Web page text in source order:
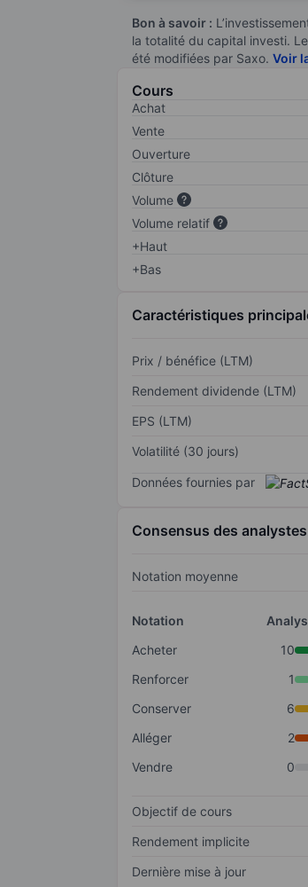
Bon à savoir :
la totalité du capital investi.
été modifiées par Saxo. Voir
Cours
Achat
Vente
Ouverture
Clôture
Volume
Volume relatif
+Haut
+Bas
Caractéristiques
Prix / bénéfice (LTM)
Rendement dividende (LTM)
EPS (LTM)
Volatilité (30 jours)
Données fournies par
Consensus des analystes
Notation moyenne
Notation
Acheter
10
Renforcer
1
Conserver
6
Alléger
2
Vendre
0
Objectif de cours
Rendement implicite
Dernière mise à jour